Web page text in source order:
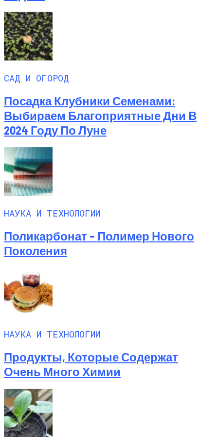
САД И ОГОРОД
Посадка Клубники Семенами:
Выбираем Благоприятные Дни В
2024 Году По Луне
НАУКА И ТЕХНОЛОГИИ
Поликарбонат – Полимер Нового
Поколения
НАУКА И ТЕХНОЛОГИИ
Продукты, Которые Содержат
Очень Много Химии